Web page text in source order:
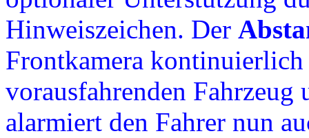
Hinweiszeichen. Der
Frontkamera
vorausfahrenden Fahrzeug
alarmiert den Fahrer nun